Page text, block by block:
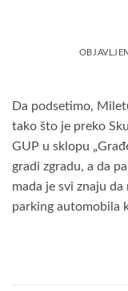
Da podsetimo,
tako što je preko
GUP u sklopu
gradi zgradu, a da
mada je svi znaju
parking automobila